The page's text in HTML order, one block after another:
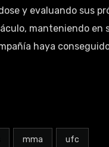
y evaluando sus
manteniendo en
haya
mma ufc